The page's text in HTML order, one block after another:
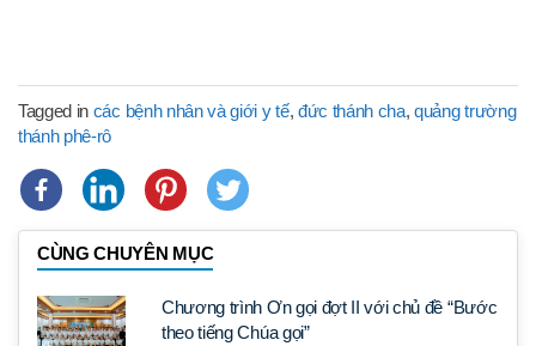
Tagged in các bệnh nhân và giới y tế, đức thánh cha,quảng trường
thánh phê-rô
CÙNG CHUYÊN MỤC
Chương trình Ơn gọi đợt II với chủ đề “Bước
theo tiếng Chúa gọi”